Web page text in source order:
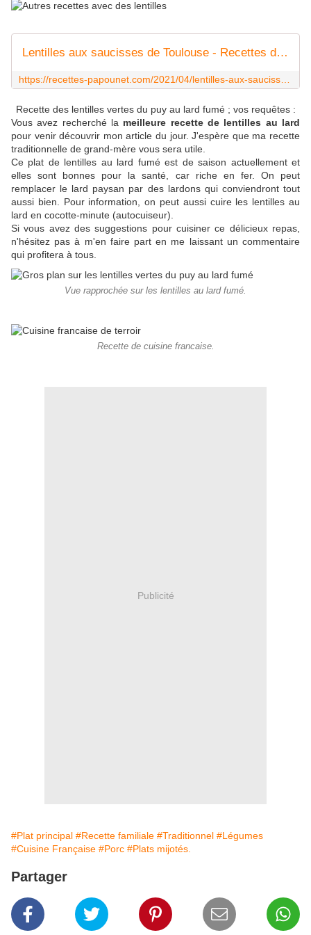
Lentilles aux saucisses de Toulouse - Recettes de Papounet
Recette des lentilles vertes du puy au lard fumé ; vos requêtes :
Vous avez recherché la meilleure recette de lentilles au lard
pour venir découvrir mon article du jour. J'espère que ma recette
traditionnelle de grand-mère vous sera utile.
Ce plat de lentilles au lard fumé est de saison actuellement et
elles sont bonnes pour la santé, car riche en fer. On peut
remplacer le lard paysan par des lardons qui conviendront tout
aussi bien. Pour information, on peut aussi cuire les lentilles au
lard en cocotte-minute (autocuiseur).
Si vous avez des suggestions pour cuisiner ce délicieux repas,
n'hésitez pas à m'en faire part en me laissant un commentaire
qui profitera à tous.
Vue rapprochée sur les lentilles au lard fumé.
Recette de cuisine francaise.
Publicité
#Plat principal #Recette familiale #Traditionnel #Légumes
#Cuisine Française #Porc #Plats mijotés.
Partager